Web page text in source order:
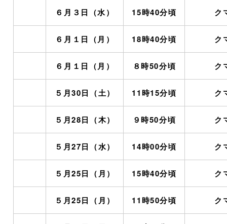
６月３日（水） 15時40分頃 ク
６月１日（月） 18時40分頃 ク
６月１日（月） ８時50分頃 ク
５月30日（土） 11時15分頃 ク
５月28日（木） ９時50分頃 ク
５月27日（水） 14時00分頃 ク
５月25日（月） 15時40分頃 ク
５月25日（月） 11時50分頃 ク